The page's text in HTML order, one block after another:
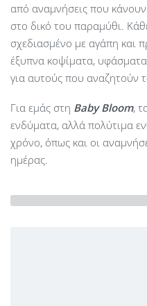
από αναμνήσεις που κάνουν
στο δικό του παραμύθι.
σχεδιασμένο με αγάπη και
έξυπνα κοψίματα, υφάσματα
για αυτούς που αναζητούν
Για εμάς στη Baby Bloom,
ενδύματα, αλλά πολύτιμα
χρόνο, όπως και οι
ημέρας.